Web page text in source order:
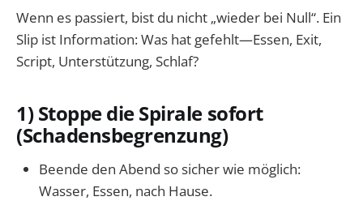
Wenn es passiert, bist du nicht „wieder bei Null“. Ein
Slip ist Information: Was hat gefehlt—Essen, Exit,
Script, Unterstützung, Schlaf?
1) Stoppe die Spirale sofort
(Schadensbegrenzung)
Beende den Abend so sicher wie möglich:
Wasser, Essen, nach Hause.